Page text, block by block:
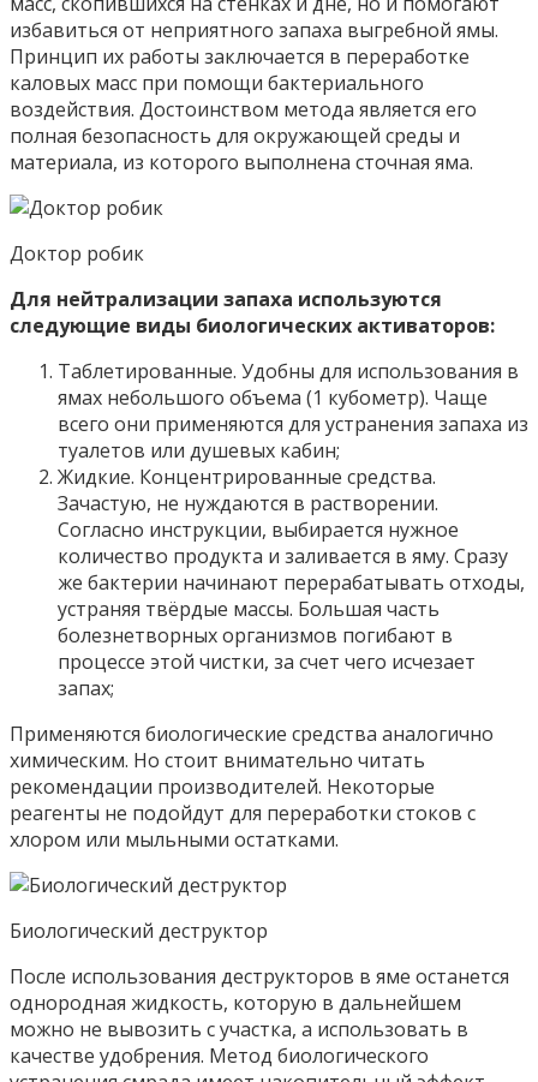
избавиться от неприятного запаха выгребной ямы.
Принцип их работы заключается в переработке
каловых масс при помощи бактериального
воздействия. Достоинством метода является его
полная безопасность для окружающей среды и
материала, из которого выполнена сточная яма.
Доктор робик
Для нейтрализации запаха используются
следующие виды биологических активаторов:
Таблетированные. Удобны для использования в
ямах небольшого объема (1 кубометр). Чаще
всего они применяются для устранения запаха из
туалетов или душевых кабин;
Жидкие. Концентрированные средства.
Зачастую, не нуждаются в растворении.
Согласно инструкции, выбирается нужное
количество продукта и заливается в яму. Сразу
же бактерии начинают перерабатывать отходы,
устраняя твёрдые массы. Большая часть
болезнетворных организмов погибают в
процессе этой чистки, за счет чего исчезает
запах;
Применяются биологические средства аналогично
химическим. Но стоит внимательно читать
рекомендации производителей. Некоторые
реагенты не подойдут для переработки стоков с
хлором или мыльными остатками.
Биологический деструктор
После использования деструкторов в яме останется
однородная жидкость, которую в дальнейшем
можно не вывозить с участка, а использовать в
качестве удобрения. Метод биологического